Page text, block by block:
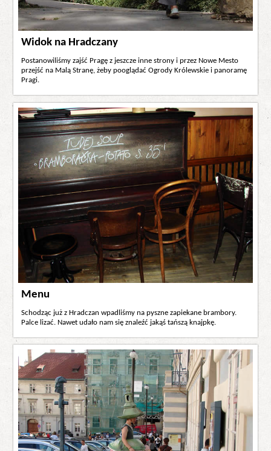
Widok na Hradczany
Postanowiliśmy zajść Pragę z jeszcze inne strony i przez Nowe Mesto
przejść na Malą Stranę, żeby pooglądać Ogrody Królewskie i panoramę
Pragi.
Menu
Schodząc już z Hradczan wpadliśmy na pyszne zapiekane brambory.
Palce lizać. Nawet udało nam się znaleźć jakąś tańszą knajpkę.